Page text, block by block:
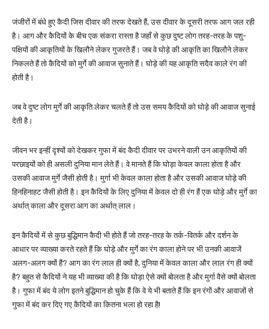
जंजीरों में बंधे हुए कैदी जिस दीवार की तरफ देखते हैं, उस दीवार के दूसरी तरफ आग जल रही
है। आग और कैदियों के बीच एक संकरा रास्ता है जहाँ से कुछ दुष्ट लोग तरह-तरह के पशु-
पक्षियों की आकृतियों के खिलौने लेकर गुजरते हैं। जब वे घोड़े की आकृति का खिलौने लेकर
निकलते हैं तो कैदियों को मुर्गे की आवाज सुनाते हैं। घोड़े की यह आकृति सदैव काले रंग की
होती है।
जब वे दुष्ट लोग मुर्गे की आकृति लेकर चलते हैं तो उस समय कैदियों को घोड़े की आवाज सुनाई
देती है।
जीवन भर इन्हीं दृश्यों को देखकर गुफा में बंद कैदी दीवार पर उभरने वाली उन आकृतियों की
परछाइयों को ही असली दुनिया मान लेते हैं। वे मानते हैं कि घोड़ा केवल काला होता है और
उसकी आवाज मुर्गे जैसी होती है। मुर्गा भी केवल काला होता है और उसकी आवाज घोड़े की
हिनहिनाहट जैसी होती है। इन कैदियों के लिए दुनिया में केवल दो ही रंग हैं एक घोड़े और मुर्गे का
अर्थात् काला और दूसरा आग का अर्थात् लाल।
इन कैदियों में से कुछ बुद्धिमान कैदी भी होते हैं जो तरह-तरह के तर्क-वितर्क और दर्शन के
आधार पर व्याख्या करते रहते हैं कि घोड़े और मुर्गे का रंग काला होने पर भी उनकी आवाजें
अलग-अलग क्यों हैं? आग का रंग लाल ही क्यों है, दुनिया में केवल काला और लाल रंग ही क्यों
है? बहुत से कैदियों ने यह भी व्याख्या की है कि घोड़ा ऐसे क्यों बोलता है और मुर्गा वैसे क्यों बोलता
है। गुफा में बंद ये लोग इतने बुद्धिमान हो चुके हैं कि वे ये भी बताते हैं कि इन रंगों और आवाजों से
गुफा में बंद कर दिए गए कैदियों का कितना भला हो रहा है!